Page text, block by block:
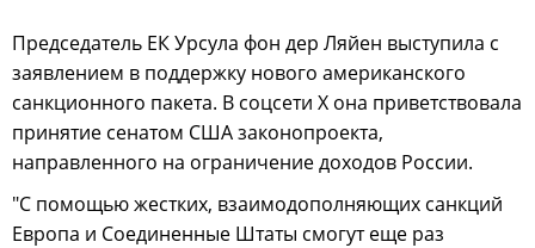
Председатель ЕК Урсула фон дер Ляйен выступила с
заявлением в поддержку нового американского
санкционного пакета. В соцсети X она приветствовала
принятие сенатом США законопроекта,
направленного на ограничение доходов России.
"С помощью жестких, взаимодополняющих санкций
Европа и Соединенные Штаты смогут еще раз